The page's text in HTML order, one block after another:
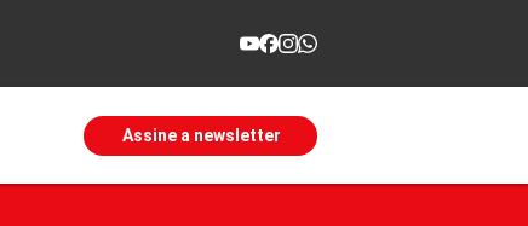
Assine a newsletter